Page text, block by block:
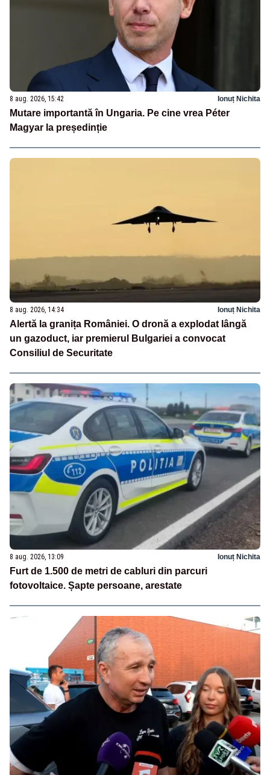
8 aug. 2026, 15:42 Ionuț Nichita
Mutare importantă în Ungaria. Pe cine vrea Péter
Magyar la președinție
8 aug. 2026, 14:34 Ionuț Nichita
Alertă la granița României. O dronă a explodat lângă
un gazoduct, iar premierul Bulgariei a convocat
Consiliul de Securitate
8 aug. 2026, 13:09 Ionuț Nichita
Furt de 1.500 de metri de cabluri din parcuri
fotovoltaice. Șapte persoane, arestate